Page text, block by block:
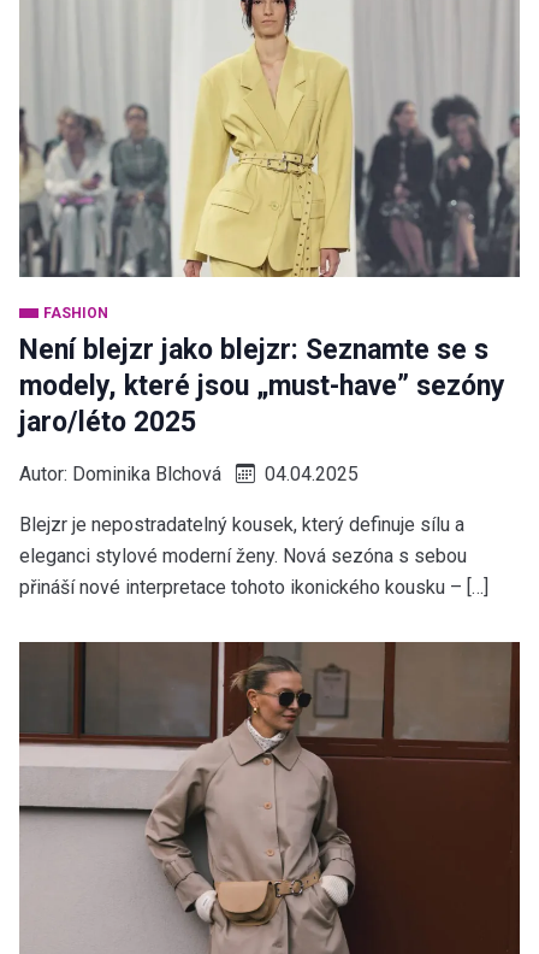
FASHION
Není blejzr jako blejzr: Seznamte se s
modely, které jsou „must-have” sezóny
jaro/léto 2025
Autor: Dominika Blchová 04.04.2025
Blejzr je nepostradatelný kousek, který definuje sílu a
eleganci stylové moderní ženy. Nová sezóna s sebou
přináší nové interpretace tohoto ikonického kousku – […]